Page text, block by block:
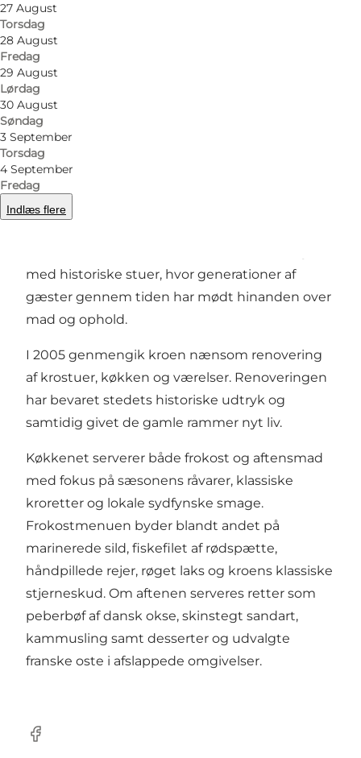
27 August
Torsdag
28 August
Fredag
29 August
Lørdag
30 August
Søndag
3 September
Torsdag
4 September
Fredag
Indlæs flere
Foto: Vester Skerninge Kro
Vester Skerninge Kro har siden 1772 været
samlingssted for landsbyens beboere og
med historiske stuer, hvor generationer af
gæster gennem tiden har mødt hinanden over
mad og ophold.
I 2005 genmengik kroen nænsom renovering
af krostuer, køkken og værelser. Renoveringen
har bevaret stedets historiske udtryk og
samtidig givet de gamle rammer nyt liv.
Køkkenet serverer både frokost og aftensmad
med fokus på sæsonens råvarer, klassiske
kroretter og lokale sydfynske smage.
Frokostmenuen byder blandt andet på
marinerede sild, fiskefilet af rødspætte,
håndpillede rejer, røget laks og kroens klassiske
stjerneskud. Om aftenen serveres retter som
peberbøf af dansk okse, skinstegt sandart,
kammusling samt desserter og udvalgte
franske oste i afslappede omgivelser.
Facebook